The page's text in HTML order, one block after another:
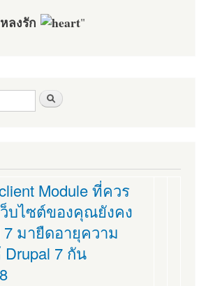
ลงรัก "
Module ที่ควร
บไซต์ของคุณยังคง
7 มายืดอายุความ
7 กัน